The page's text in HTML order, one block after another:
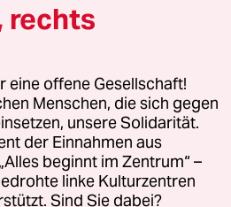
GmbH
Fragen oder für Genehmigungen
Kommune-Richtlinien
Impressum AGB
rechts
offene Gesellschaft!
Menschen, die sich gegen
unsere Solidarität.
der Einnahmen aus
beginnt im Zentrum“ –
linke Kulturzentren
Sind Sie dabei?